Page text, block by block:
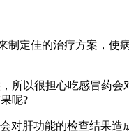
定佳的治疗方案，使
以很担心吃感冒药会
呢?
肝功能的检查结果造